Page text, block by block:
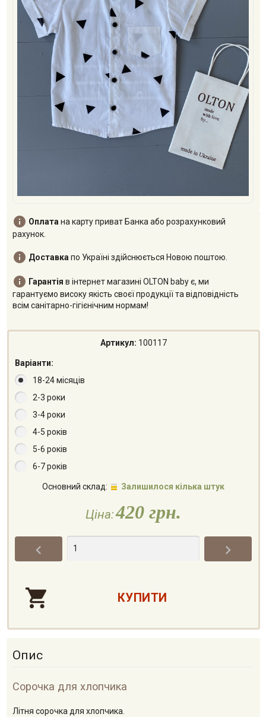
 Оплатана карту приват Банка або розрахунковий
рахунок.
 Доставкапо Україні здійснюється Новою поштою.
 Гарантія в інтернет магазині OLTON baby є, ми
гарантуємо високу якість своєї продукції та відповідність
всім санітарно-гігієнічним нормам!
Артикул: 100117
Варіанти:
18-24 місяців
2-3 роки
3-4 роки
4-5 років
5-6 років
6-7 років
Основний склад: Залишилося кілька штук
Ціна:420 грн.
 
Опис
Сорочка для хлопчика
Літня сорочка для хлопчика.